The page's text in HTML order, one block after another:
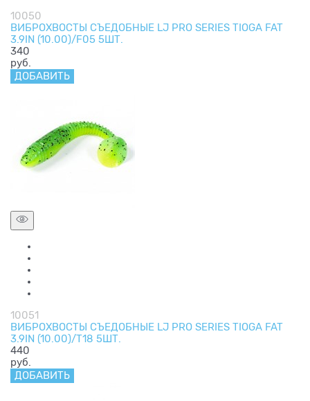
10050
ВИБРОХВОСТЫ СЪЕДОБНЫЕ LJ PRO SERIES TIOGA FAT
3.9IN (10.00)/F05 5ШТ.
340
руб.
ДОБАВИТЬ
10051
ВИБРОХВОСТЫ СЪЕДОБНЫЕ LJ PRO SERIES TIOGA FAT
3.9IN (10.00)/T18 5ШТ.
440
руб.
ДОБАВИТЬ